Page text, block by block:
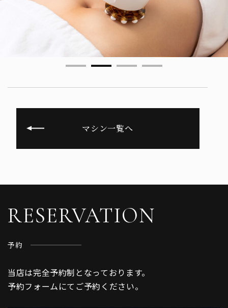
マシン一覧へ
RESERVATION
予約
当店は完全予約制となっております。
予約フォームにてご予約ください。